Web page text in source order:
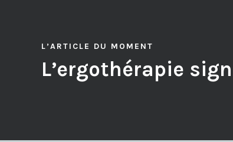
L’ARTICLE DU MOMENT
L’ergothérapie